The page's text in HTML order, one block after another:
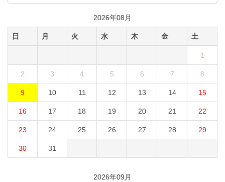
2026年08月
日 月 火 水 木 金 土
1
2 3 4 5 6 7 8
9 10 11 12 13 14 15
16 17 18 19 20 21 22
23 24 25 26 27 28 29
30 31
2026年09月